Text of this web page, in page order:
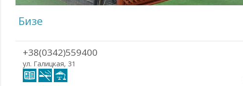
Бизе
+38(0342)559400
ул. Галицкая, 31